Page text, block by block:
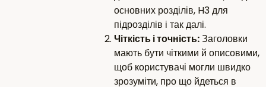
основних розділів, H3 для
підрозділів і так далі.
Чіткість і точність:Заголовки
мають бути чіткими й описовими,
щоб користувачі могли швидко
зрозуміти, про що йдеться в